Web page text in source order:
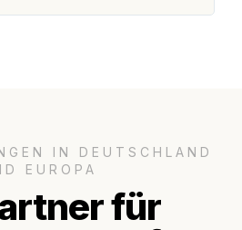
IN DEUTSCHLAND
EUROPA
für